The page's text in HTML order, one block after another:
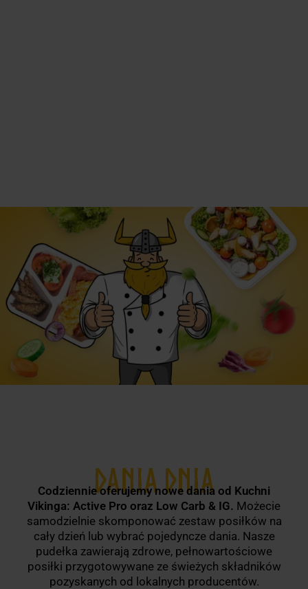
DANIA DNIA
Codziennie oferujemy nowe dania od Kuchni
Vikinga: Active Pro oraz Low Carb & IG. Możecie
samodzielnie skomponować zestaw posiłków na
cały dzień lub wybrać pojedyncze dania. Nasze
pudełka zawierają zdrowe, pełnowartościowe
posiłki przygotowywane ze świeżych składników
pozyskanych od lokalnych producentów.